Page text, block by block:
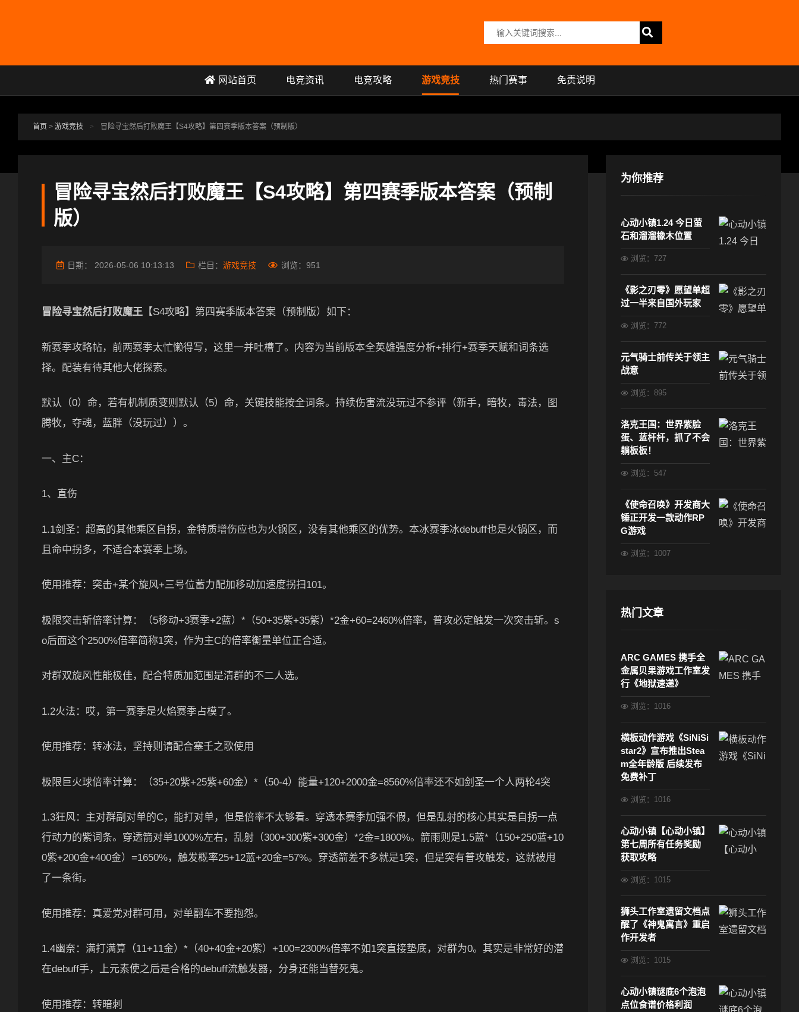
搜索关键词
网站首页 电竞资讯 电竞攻略 游戏竞技 热门赛事 免责说明
首页 > 游戏竞技 > 冒险寻宝然后打败魔王【S4攻略】第四赛季版本答案（预制版）
冒险寻宝然后打败魔王【S4攻略】第四赛季版本答案（预制
版）
日期： 2026-05-06 10:13:13 栏目： 游戏竞技 浏览： 951
冒险寻宝然后打败魔王 【S4攻略】第四赛季版本答案（预制版）如下：
新赛季攻略帖，前两赛季太忙懒得写，这里一并吐槽了。内容为当前版本全英雄强度分析+排行+赛季天赋和词条选
择。配装有待其他大佬探索。
默认（0）命，若有机制质变则默认（5）命，关键技能按全词条。持续伤害流没玩过不参评（新手，暗牧，毒法，图
腾牧，夺魂，蓝胖（没玩过））。
一、主C：
1、直伤
1.1剑圣：超高的其他乘区自拐，金特质增伤应也为火锅区，没有其他乘区的优势。本冰赛季冰debuff也是火锅区，而
且命中拐多，不适合本赛季上场。
使用推荐：突击+某个旋风+三号位蓄力配加移动加速度拐扫101。
极限突击斩倍率计算：（5移动+3赛季+2蓝）*（50+35紫+35紫）*2金+60=2460%倍率，普攻必定触发一次突击斩。s
o后面这个2500%倍率简称1突，作为主C的倍率衡量单位正合适。
对群双旋风性能极佳，配合特质加范围是清群的不二人选。
1.2火法：哎，第一赛季是火焰赛季占模了。
使用推荐：转冰法，坚持则请配合塞壬之歌使用
极限巨火球倍率计算：（35+20紫+25紫+60金）*（50-4）能量+120+2000金=8560%倍率还不如剑圣一个人两轮4突
1.3狂风：主对群副对单的C，能打对单，但是倍率不太够看。穿透本赛季加强不假，但是乱射的核心其实是自拐一点
行动力的紫词条。穿透箭对单1000%左右，乱射（300+300紫+300金）*2金=1800%。箭雨则是1.5蓝*（150+250蓝+10
0紫+200金+400金）=1650%，触发概率25+12蓝+20金=57%。穿透箭差不多就是1突，但是突有普攻触发，这就被甩
了一条街。
使用推荐：真爱党对群可用，对单翻车不要抱怨。
1.4幽奈：满打满算（11+11金）*（40+40金+20紫）+100=2300%倍率不如1突直接垫底，对群为0。其实是非常好的潜
在debuff手，上元素使之后是合格的debuff流触发器，分身还能当替死鬼。
使用推荐：转暗刺
为你推荐
心动小镇1.24 今日萤
石和溜溜橡木位置
浏览：727
《影之刃零》愿望单超
过一半来自国外玩家
浏览：772
元气骑士前传关于领主
战意
浏览：895
洛克王国：世界紫脸
蛋、蓝杆杆，抓了不会
躺板板！
浏览：547
《使命召唤》开发商大
锤正开发一款动作RP
G游戏
浏览：1007
热门文章
ARC GAMES 携手全
金属贝果游戏工作室发
行《地狱速递》
浏览：1016
横板动作游戏《SiNiSi
star2》宣布推出Stea
m全年龄版 后续发布
免费补丁
浏览：1016
心动小镇【心动小镇】
第七周所有任务奖励
获取攻略
浏览：1015
狮头工作室遗留文档点
醒了《神鬼寓言》重启
作开发者
浏览：1015
心动小镇谜底6个泡泡
点位食谱价格利润